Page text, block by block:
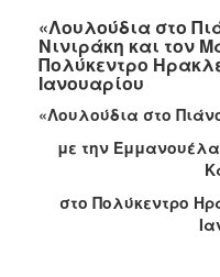
2022
2021
2020
2019
2017
«Λουλούδια στο
Νινιράκη και τον
Πολύκεντρο
Ιανουαρίου
«Λουλούδια στο
με την
στο Πολύκεντρο